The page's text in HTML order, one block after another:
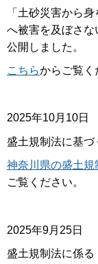
「土砂災害から
へ被害を及ぼさ
公開しました。
こちらからご覧く
2025年10月10日
盛土規制法に基づ
神奈川県の盛土規
ご覧ください。
2025年9月25日
盛土規制法に係